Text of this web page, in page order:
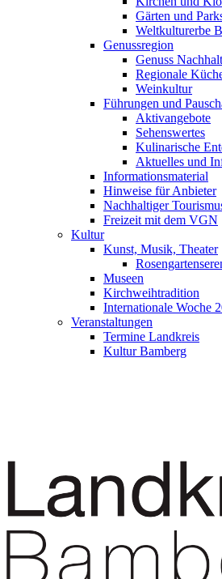
Gärten und
Weltkulturerbe
Genussregion
Genuss
Regionale
Weinkultur
Führungen und
Aktivangebote
Sehenswertes
Kulinarische
Aktuelles und
Informationsmaterial
Hinweise für Anbieter
Nachhaltiger
Freizeit mit dem VGN
Kultur
Kunst, Musik, Theater
Museen
Kirchweihtradition
Internationale Woche
Veranstaltungen
Termine Landkreis
Kultur Bamberg